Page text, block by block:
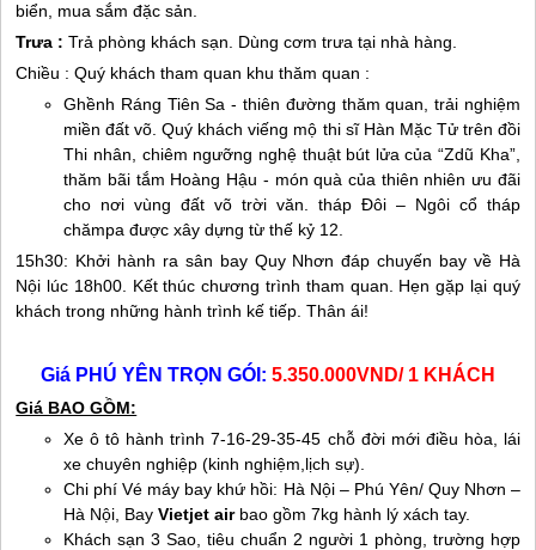
biển, mua sắm đặc sản.
Trưa :Trả phòng khách sạn. Dùng cơm trưa tại nhà hàng.
Chiều : Quý khách tham quan khu thăm quan :
Ghềnh Ráng Tiên Sa - thiên đường thăm quan, trải nghiệm
miền đất võ. Quý khách viếng mộ thi sĩ Hàn Mặc Tử trên đồi
Thi nhân, chiêm ngưỡng nghệ thuật bút lửa của “Zdũ Kha”,
thăm bãi tắm Hoàng Hậu - món quà của thiên nhiên ưu đãi
cho nơi vùng đất võ trời văn. tháp Đôi – Ngôi cổ tháp
chămpa được xây dựng từ thế kỷ 12.
15h30: Khởi hành ra sân bay Quy Nhơn đáp chuyến bay về Hà
Nội lúc 18h00. Kết thúc chương trình tham quan. Hẹn gặp lại quý
khách trong những hành trình kế tiếp. Thân ái!
Giá PHÚ YÊN TRỌN GÓI: 5.350.000VND/ 1 KHÁCH
Giá BAO GỒM:
Xe ô tô hành trình 7-16-29-35-45 chỗ đời mới điều hòa, lái
xe chuyên nghiệp (kinh nghiệm,lịch sự).
Chi phí Vé máy bay khứ hồi: Hà Nội – Phú Yên/ Quy Nhơn –
Hà Nội, BayVietjet airbao gồm 7kg hành lý xách tay.
Khách sạn 3 Sao, tiêu chuẩn 2 người 1 phòng, trường hợp